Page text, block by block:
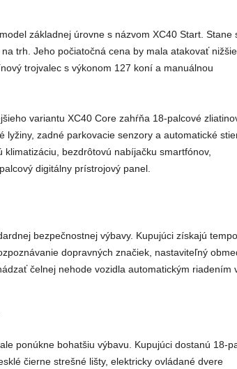
základnej úrovne s názvom XC40 Start. Stane
trh. Jeho počiatočná cena by mala atakovať
trojvalec s výkonom 127 koní a manuálnou
variantu XC40 Core zahŕňa 18-palcové
lyžiny, zadné parkovacie senzory a automatické
bezdrôtovú nabíjačku smartfónov,
digitálny prístrojový panel.
bezpečnostnej výbavy. Kupujúci získajú
dopravných značiek, nastaviteľný
čelnej nehode vozidla automatickým riadením
ponúkne bohatšiu výbavu. Kupujúci dostanú 18-
čierne strešné lišty, elektricky ovládané dvere